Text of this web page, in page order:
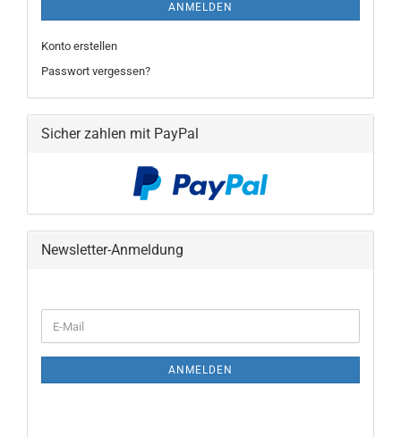
ANMELDEN
Konto erstellen
Passwort vergessen?
Sicher zahlen mit PayPal
Newsletter-Anmeldung
ZUR
E-
Mail
ANMELDEN